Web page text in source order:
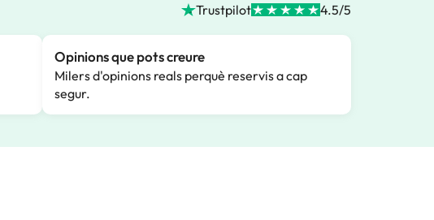
Trustpilot 4.5/5
Opinions que pots creure
Milers d'opinions reals perquè reservis a cap
segur.